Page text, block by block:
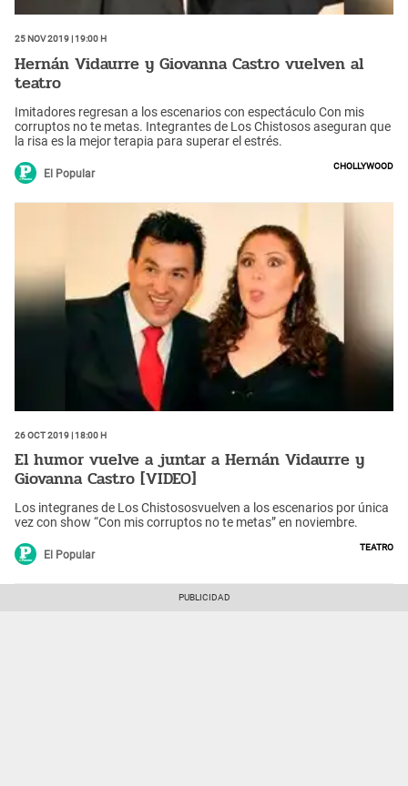
25 Nov 2019 | 19:00 h
Hernán Vidaurre y Giovanna Castro vuelven al
teatro
Imitadores regresan a los escenarios con espectáculo Con mis
corruptos no te metas. Integrantes de Los Chistosos aseguran que
la risa es la mejor terapia para superar el estrés.
El Popular
Chollywood
26 Oct 2019 | 18:00 h
El humor vuelve a juntar a Hernán Vidaurre y
Giovanna Castro [VIDEO]
Los integranes de Los Chistososvuelven a los escenarios por única
vez con show “Con mis corruptos no te metas” en noviembre.
El Popular
Teatro